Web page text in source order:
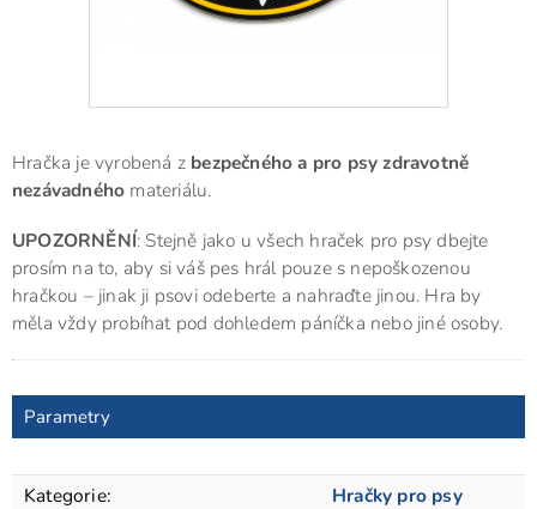
Hračka je vyrobená z bezpečného a pro psy zdravotně
nezávadného materiálu.
UPOZORNĚNÍ: Stejně jako u všech hraček pro psy dbejte
prosím na to, aby si váš pes hrál pouze s nepoškozenou
hračkou – jinak ji psovi odeberte a nahraďte jinou. Hra by
měla vždy probíhat pod dohledem páníčka nebo jiné osoby.
Parametry
Kategorie:
Hračky pro psy